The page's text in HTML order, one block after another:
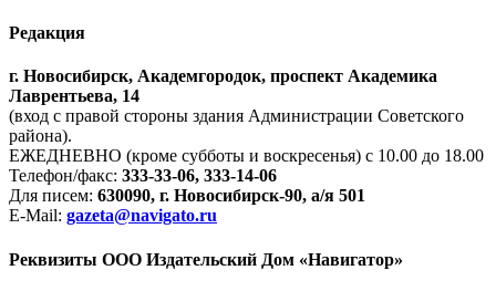
Редакция
г. Новосибирск, Академгородок, проспект Академика
Лаврентьева, 14
(вход с правой стороны здания Администрации Советского
района).
ЕЖЕДНЕВНО (кроме субботы и воскресенья) с 10.00 до 18.00
Телефон/факс: 333-33-06, 333-14-06
Для писем: 630090, г. Новосибирск-90, а/я 501
E-Mail: gazeta@navigato.ru
Реквизиты ООО Издательский Дом «Навигатор»